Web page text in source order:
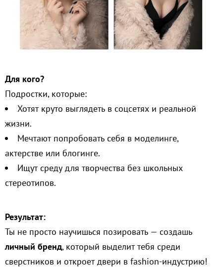
Для кого?
Подростки, которые:
Хотят круто выглядеть в соцсетях и реальной
жизни.
Мечтают попробовать себя в моделинге,
актерстве или блогинге.
Ищут среду для творчества без школьных
стереотипов.
Результат:
Ты не просто научишься позировать — создашь
личный бренд, который выделит тебя среди
сверстников и откроет двери в fashion-индустрию!